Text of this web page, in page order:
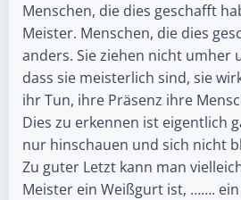
Menschen, die dies geschafft
Meister. Menschen, die dies
anders. Sie ziehen nicht umher
dass sie meisterlich sind, sie
ihr Tun, ihre Präsenz ihre
Dies zu erkennen ist eigentlich
nur hinschauen und sich nicht
Zu guter Letzt kann man
Meister ein Weißgurt ist, …….